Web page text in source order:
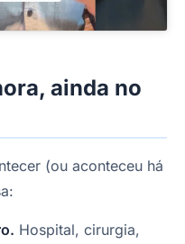
ainda no
(ou aconteceu há
Hospital, cirurgia,